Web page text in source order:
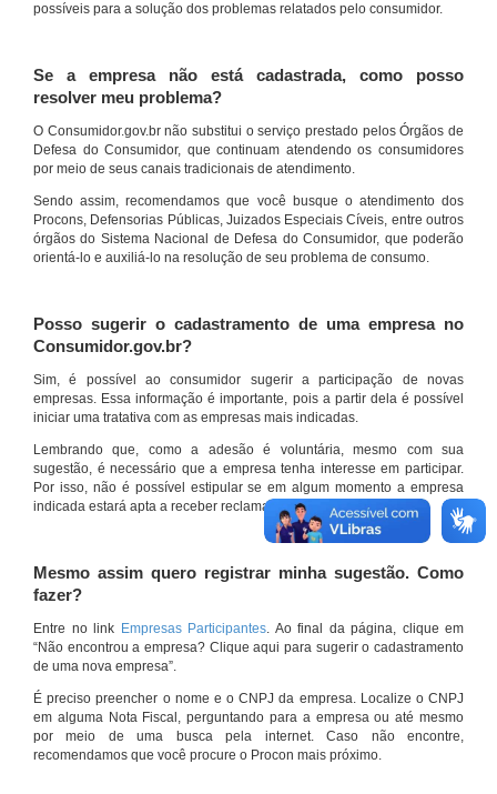
possíveis para a solução dos problemas relatados pelo consumidor.
Se a empresa não está cadastrada, como posso
resolver meu problema?
O Consumidor.gov.br não substitui o serviço prestado pelos Órgãos de
Defesa do Consumidor, que continuam atendendo os consumidores
por meio de seus canais tradicionais de atendimento.
Sendo assim, recomendamos que você busque o atendimento dos
Procons, Defensorias Públicas, Juizados Especiais Cíveis, entre outros
órgãos do Sistema Nacional de Defesa do Consumidor, que poderão
orientá-lo e auxiliá-lo na resolução de seu problema de consumo.
Posso sugerir o cadastramento de uma empresa no
Consumidor.gov.br?
Sim, é possível ao consumidor sugerir a participação de novas
empresas. Essa informação é importante, pois a partir dela é possível
iniciar uma tratativa com as empresas mais indicadas.
Lembrando que, como a adesão é voluntária, mesmo com sua
sugestão, é necessário que a empresa tenha interesse em participar.
Por isso, não é possível estipular se em algum momento a empresa
indicada estará apta a receber reclamações por meio do site.
Mesmo assim quero registrar minha sugestão. Como
fazer?
Entre no link Empresas Participantes. Ao final da página, clique em
“Não encontrou a empresa? Clique aqui para sugerir o cadastramento
de uma nova empresa”.
É preciso preencher o nome e o CNPJ da empresa. Localize o CNPJ
em alguma Nota Fiscal, perguntando para a empresa ou até mesmo
por meio de uma busca pela internet. Caso não encontre,
recomendamos que você procure o Procon mais próximo.